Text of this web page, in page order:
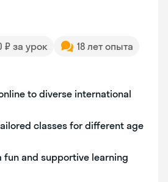
₽ за урок
18 лет опыта
to diverse international
classes for different age
fun and supportive learning